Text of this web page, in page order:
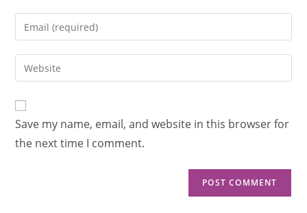
Save my name, email, and website in this browser for
the next time I comment.